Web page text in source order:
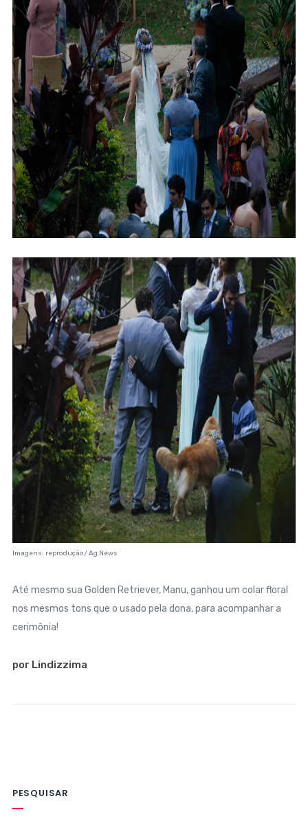
Imagens: reprodução/ Ag News
Até mesmo sua Golden Retriever, Manu, ganhou um colar floral
nos mesmos tons que o usado pela dona, para acompanhar a
cerimônia!
por Lindizzima
PESQUISAR